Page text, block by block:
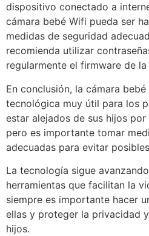
dispositivo conectado a
cámara bebé Wifi pueda ser
medidas de seguridad
recomienda utilizar
regularmente el firmware de la
En conclusión, la cámara
tecnológica muy útil para los
estar alejados de sus hijos
pero es importante tomar
adecuadas para evitar
La tecnología sigue
herramientas que facilitan la
siempre es importante hacer
ellas y proteger la privacidad
hijos.